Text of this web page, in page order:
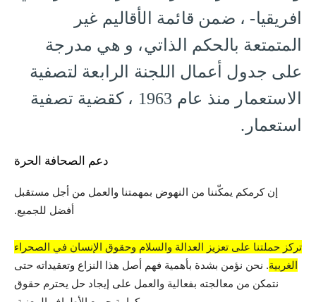
افريقيا- ، ضمن قائمة الأقاليم غير
المتمتعة بالحكم الذاتي، و هي مدرجة
على جدول أعمال اللجنة الرابعة لتصفية
الاستعمار منذ عام 1963 ، كقضية تصفية
استعمار.
دعم الصحافة الحرة
إن كرمكم يمكّننا من النهوض بمهمتنا والعمل من أجل مستقبل
أفضل للجميع.
تركز حملتنا على تعزيز العدالة والسلام وحقوق الإنسان في الصحراء
الغربية. نحن نؤمن بشدة بأهمية فهم أصل هذا النزاع وتعقيداته حتى
نتمكن من معالجته بفعالية والعمل على إيجاد حل يحترم حقوق